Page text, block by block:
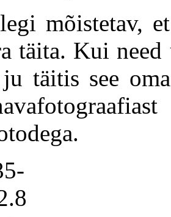
mõistetav,
täita. Kui
täitis see